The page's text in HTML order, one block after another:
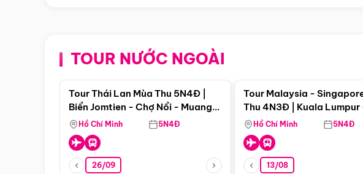
TOUR NƯỚC NGOÀI
Điểm nổi bật
Tour Thái Lan Mùa Thu 5N4Đ |
Biển Jomtien - Chợ Nổi - Muang
Boran - Suanthai (Bay Vietnam
Airlines)
Hồ Chí Minh 5N4Đ
26/09
Tour Malaysia -
Thu 4N3Đ | Kuala Lumpur
Malacca - Johor Baru -
Singapore
Hồ Chí Minh 5N4Đ
13/08